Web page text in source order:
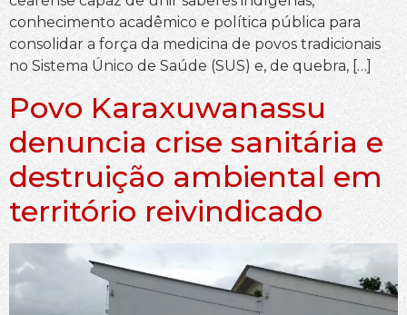
conhecimento acadêmico e política pública para
consolidar a força da medicina de povos tradicionais
no Sistema Único de Saúde (SUS) e, de quebra, […]
Povo Karaxuwanassu
denuncia crise sanitária e
destruição ambiental em
território reivindicado